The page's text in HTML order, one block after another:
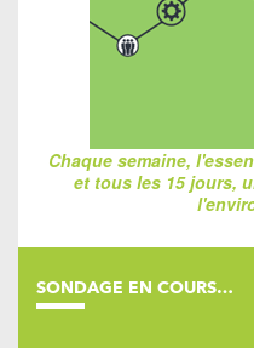
Chaque semaine,
et tous les 15 jours,
SONDAGE EN COURS…